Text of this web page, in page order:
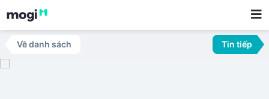
Về danh sách Tin tiếp